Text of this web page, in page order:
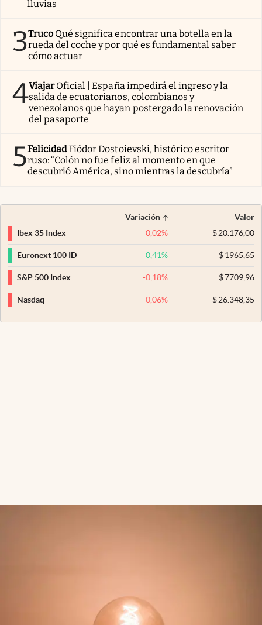
lluvias
3Truco Qué significa encontrar una botella en la
rueda del coche y por qué es fundamental saber
cómo actuar
4Viajar Oficial | España impedirá el ingreso y la
salida de ecuatorianos, colombianos y
venezolanos que hayan postergado la renovación
del pasaporte
5FelicidadFiódor Dostoievski, histórico escritor
ruso: “Colón no fue feliz al momento en que
descubrió América, sino mientras la descubría”
Variación
Valor
Ibex 35 Index
-0,02% $20.176,00
Euronext 100 ID 0,41% $1965,65
S&P 500 Index -0,18% $7709,96
Nasdaq -0,06% $26.348,35